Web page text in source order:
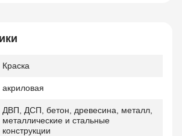
Краска
акриловая
ДВП, ДСП, бетон, древесина, металл,
металлические и стальные
конструкции